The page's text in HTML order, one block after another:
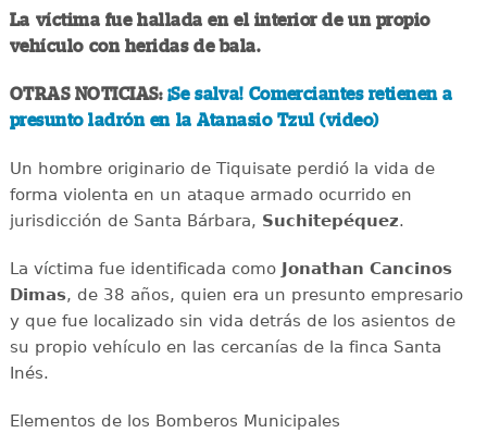
La víctima fue hallada en el interior de un propio
vehículo con heridas de bala.
OTRAS NOTICIAS: ¡Se salva! Comerciantes retienen a
presunto ladrón en la Atanasio Tzul (video)
Un hombre originario de Tiquisate perdió la vida de
forma violenta en un ataque armado ocurrido en
jurisdicción de Santa Bárbara, Suchitepéquez.
La víctima fue identificada como
Jonathan Cancinos
Dimas, de 38 años, quien era un presunto empresario
y que fue localizado sin vida detrás de los asientos de
su propio vehículo en las cercanías de la finca Santa
Inés.
Elementos de los Bomberos Municipales